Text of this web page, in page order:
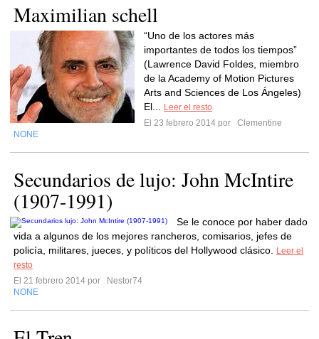
Maximilian schell
“Uno de los actores más
importantes de todos los tiempos”
(Lawrence David Foldes, miembro
de la Academy of Motion Pictures
Arts and Sciences de Los Ángeles)
El...
Leer el resto
El 23 febrero 2014 por
Clementine
NONE
Secundarios de lujo: John McIntire
(1907-1991)
Se le conoce por haber dado
vida a algunos de los mejores rancheros, comisarios, jefes de
policía, militares, jueces, y políticos del Hollywood clásico.
Leer el
resto
El 21 febrero 2014 por
Nestor74
NONE